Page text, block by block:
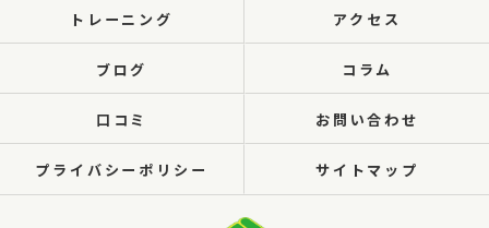
トレーニング アクセス
ブログ コラム
口コミ お問い合わせ
プライバシーポリシー サイトマップ